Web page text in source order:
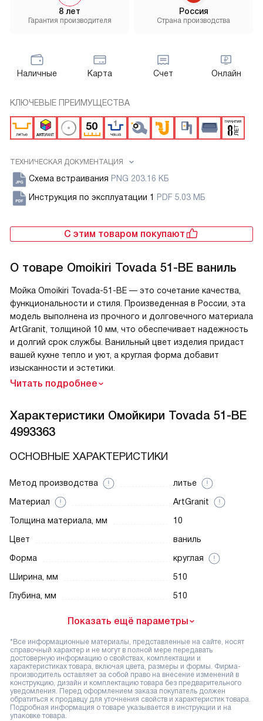
8 лет
Гарантия производителя
Россия
Страна производства
Наличные Карта Счет Онлайн
КЛЮЧЕВЫЕ ПРЕИМУЩЕСТВА
ТЕХНИЧЕСКАЯ ДОКУМЕНТАЦИЯ
Схема встраивания PNG 203.16 КБ
Инструкция по эксплуатации 1
PDF 5.03 МБ
С этим товаром покупают
О товаре Omoikiri Tovada 51-BE ваниль
Мойка Omoikiri Tovada-51-BE — это сочетание качества,
функциональности и стиля. Произведенная в России, эта
модель выполнена из прочного и долговечного материала
ArtGranit, толщиной 10 мм, что обеспечивает надежность
и долгий срок службы. Ванильный цвет изделия придаст
вашей кухне тепло и уют, а круглая форма добавит
изысканности и эстетики.
Читать подробнее
Характеристики Омойкири Tovada 51-BE
4993363
ОСНОВНЫЕ ХАРАКТЕРИСТИКИ
Метод производства
литье
Материал
ArtGranit
Толщина материала, мм
10
Цвет
ваниль
Форма
круглая
Ширина, мм
510
Глубина, мм
510
Показать ещё параметры
*Все информационные материалы, представленные на сайте, носят
справочный характер и не могут в полной мере передавать
достоверную информацию о свойствах, комплектации и
характеристиках товара, включая цвета, размеры и формы. Фирма-
производитель оставляет за собой право на внесение изменений в
конструкцию, дизайн и комплектацию товара без предварительного
уведомления. Перед оформлением заказа покупатель должен
обратиться к продавцу для уточнения свойств и характеристик товара.
Подробная информация о товаре указывается в инструкции и на
упаковке товара.